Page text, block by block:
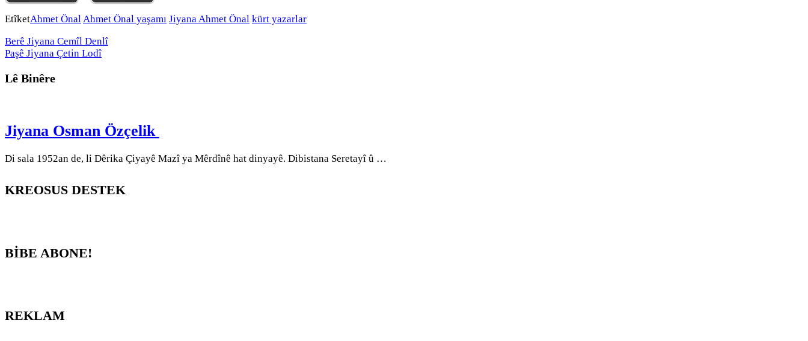
EtîketAhmet ÖnalAhmet Önal yaşamı Jiyana Ahmet Önal kürt yazarlar
Berê Jiyana Cemîl Denlî
Paşê Jiyana Çetin Lodî
Lê Binêre
Jiyana Osman Özçelik
Di sala 1952an de, li Dêrika Çiyayê Mazî ya Mêrdînê hat dinyayê. Dibistana Seretayî û …
KREOSUS DESTEK
BİBE ABONE!
REKLAM